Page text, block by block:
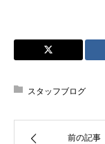
スタッフブログ
前の記事